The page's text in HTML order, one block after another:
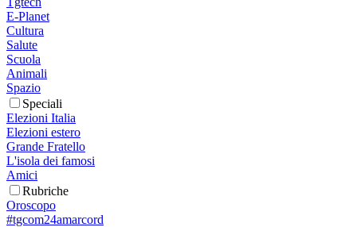
E-Planet
Cultura
Salute
Scuola
Animali
Spazio
Speciali
Elezioni Italia
Elezioni estero
Grande Fratello
L'isola dei famosi
Amici
Rubriche
Oroscopo
#tgcom24amarcord